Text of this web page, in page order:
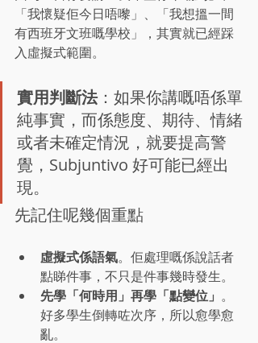
「我懷疑佢今日唔嚟」、「我想搵一間
有西班牙文班嘅學校」，其實就已經踩
入虛擬式範圍。
實用判斷法：如果你講嘅唔係單
純事實，而係態度、期待、情緒
或者未確定情況，就要提高警
覺，Subjuntivo 好可能已經出
現。
先記住呢幾個重點
虛擬式係語氣。佢處理嘅係說話者
點睇件事，不只是件事幾時發生。
先學「何時用」再學「點變位」 。
好多學生倒轉咗次序，所以愈學愈
亂。